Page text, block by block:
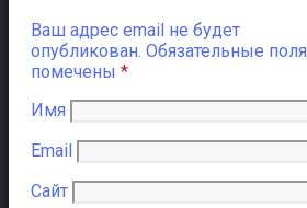
Ваш адрес email не будет
опубликован. Обязательные поля
помечены *
Имя
Email
Сайт